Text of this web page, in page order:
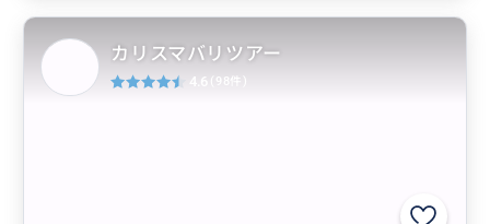
カリスマバリツアー
4.6 (98件)